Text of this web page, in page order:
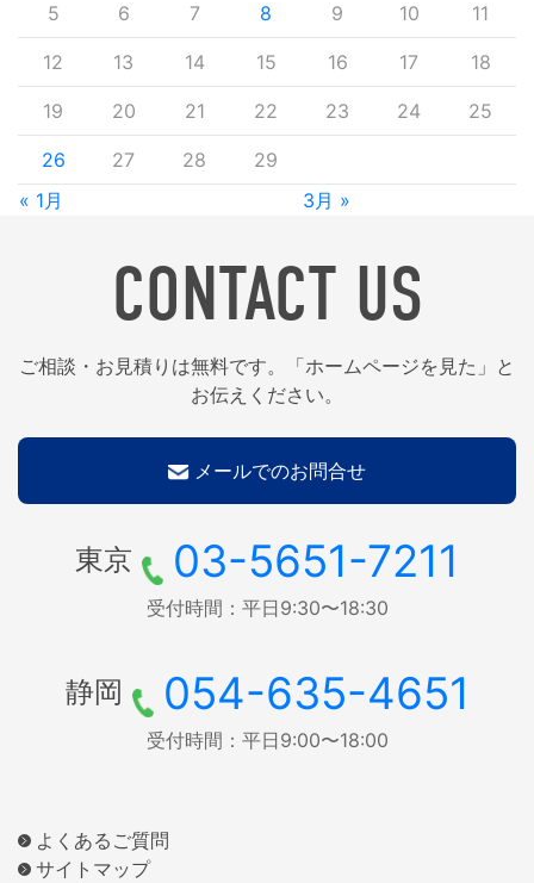
« 1月 3月 »
5 6 7 8 9 10 11
12 13 14 15 16 17 18
19 20 21 22 23 24 25
26 27 28 29
CONTACT US
ご相談・お見積りは無料です。「ホームページを見た」と
お伝えください。
メールでのお問合せ
東京 03-5651-7211
受付時間：平日9:30〜18:30
静岡 054-635-4651
受付時間：平日9:00〜18:00
よくあるご質問
サイトマップ